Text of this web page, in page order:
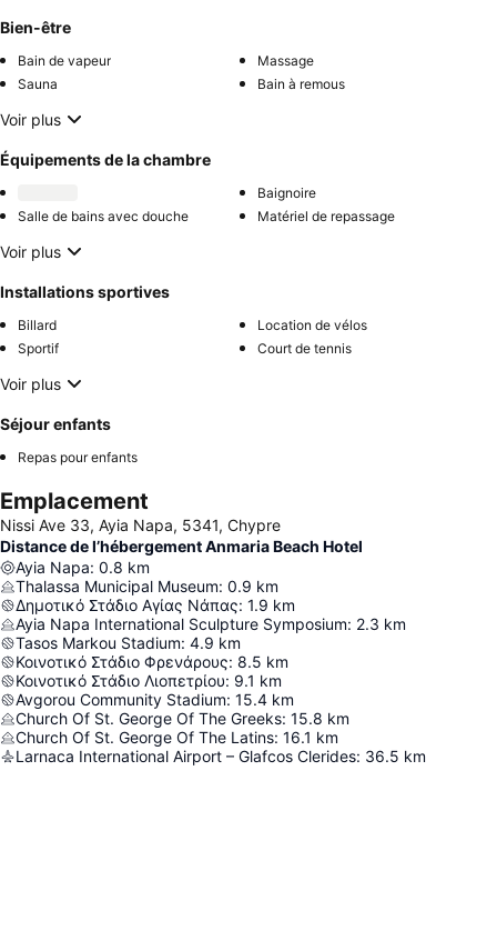
Bien-être
Bain de vapeur
Massage
Sauna
Bain à remous
Voir plus
Équipements de la chambre
Baignoire
Salle de bains avec douche
Matériel de repassage
Voir plus
Installations sportives
Billard
Location de vélos
Sportif
Court de tennis
Voir plus
Séjour enfants
Repas pour enfants
Emplacement
Nissi Ave 33, Ayia Napa, 5341, Chypre
Distance de l’hébergement Anmaria Beach Hotel
Ayia Napa: 0.8 km
Thalassa Municipal Museum: 0.9 km
Δημοτικό Στάδιο Αγίας Νάπας: 1.9 km
Ayia Napa International Sculpture Symposium: 2.3 km
Tasos Markou Stadium: 4.9 km
Κοινοτικό Στάδιο Φρενάρους: 8.5 km
Κοινοτικό Στάδιο Λιοπετρίου: 9.1 km
Avgorou Community Stadium: 15.4 km
Church Of St. George Of The Greeks: 15.8 km
Church Of St. George Of The Latins: 16.1 km
Larnaca International Airport – Glafcos Clerides: 36.5 km